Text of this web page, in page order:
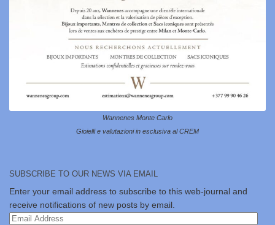
Wannenes Monte Carlo
Gioielli e valutazioni in esclusiva al CREM
SUBSCRIBE TO OUR NEWS VIA EMAIL
Enter your email address to subscribe to this web-journal and
receive notifications of new posts by email.
Email